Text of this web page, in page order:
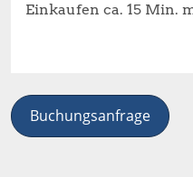
Einkaufen ca. 15 Min.
Buchungsanfrage